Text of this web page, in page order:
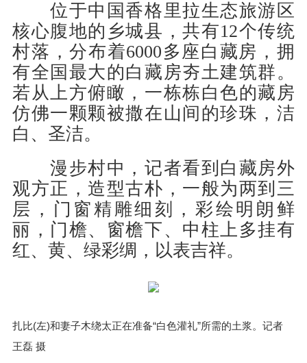
位于中国香格里拉生态旅游区
核心腹地的乡城县，共有12个传统
村落，分布着6000多座白藏房，拥
有全国最大的白藏房夯土建筑群。
若从上方俯瞰，一栋栋白色的藏房
仿佛一颗颗被撒在山间的珍珠，洁
白、圣洁。
漫步村中，记者看到白藏房外
观方正，造型古朴，一般为两到三
层，门窗精雕细刻，彩绘明朗鲜
丽，门檐、窗檐下、中柱上多挂有
红、黄、绿彩绸，以表吉祥。
扎比(左)和妻子木绕太正在准备“白色灌礼”所需的土浆。记者
王磊 摄